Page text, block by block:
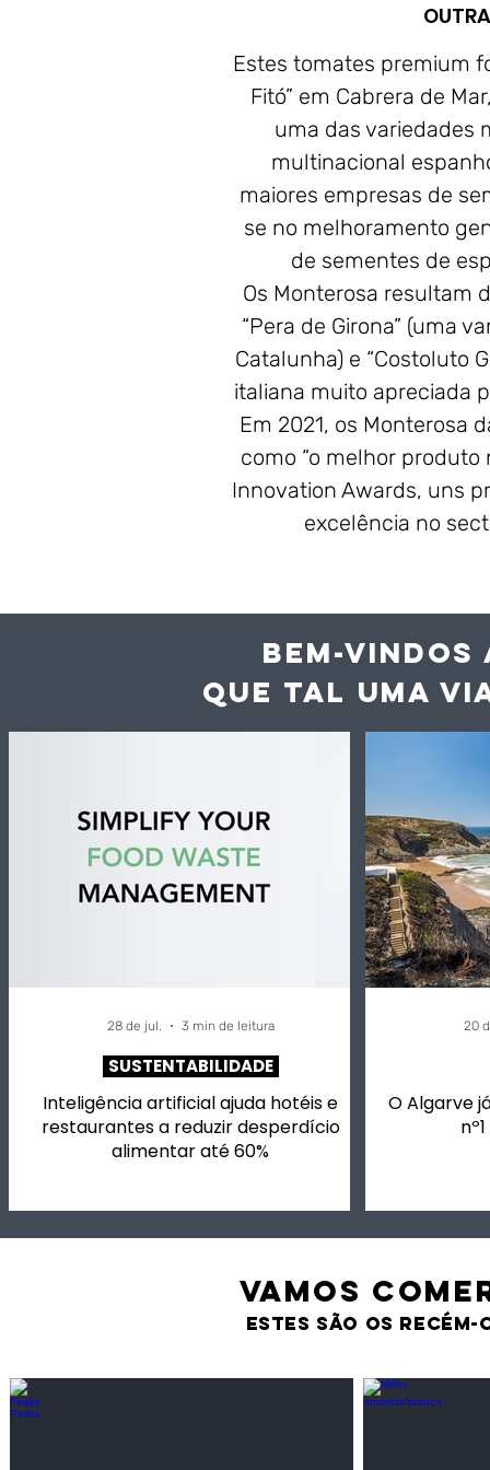
Estes tomates premium
Fitó” em Cabrera de
uma das variedades
multinacional
maiores empresas de
se no melhoramento
de sementes de
Os Monterosa resultam
“Pera de Girona” (uma
Catalunha) e “Costoluto
italiana muito apreciada
Em 2021, os Monterosa
como “o melhor produto
Innovation Awards, uns
excelência no
BEM-VINDOS
QUE TAL UMA
Inteligência artificial ajuda hotéis e
restaurantes a reduzir desperdício
alimentar até 60%
SUSTENTABILIDADE
28 de jul. 3 min de leitura
O Algarve
20
VAMOS
estes são os recém-
Feijão Pedra
Leguminosas
Milho